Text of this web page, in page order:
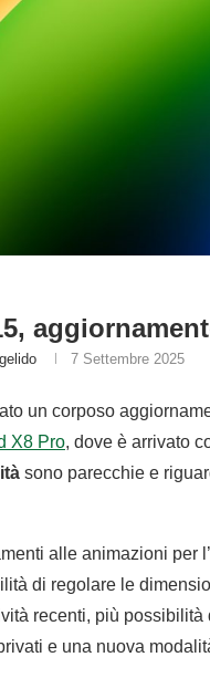
7 Settembre 2025
un corposo
X8 Pro, dove è arrivato
sono parecchie e
alle animazioni per
di regolare le
recenti, più
e una nuova